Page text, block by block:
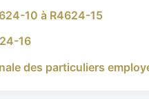
10 à R4624-15
16
des particuliers